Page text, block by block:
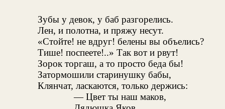
Зубы у девок, у баб разгорелись.
Лен, и полотна, и пряжу несут.
«Стойте! не вдруг! белены вы объелись?
Тише! поспеете!..» Так вот и рвут!
Зорок торгаш, а то просто беда бы!
Затормошили старинушку бабы,
Клянчат, ласкаются, только держись:
— Цвет ты наш маков,